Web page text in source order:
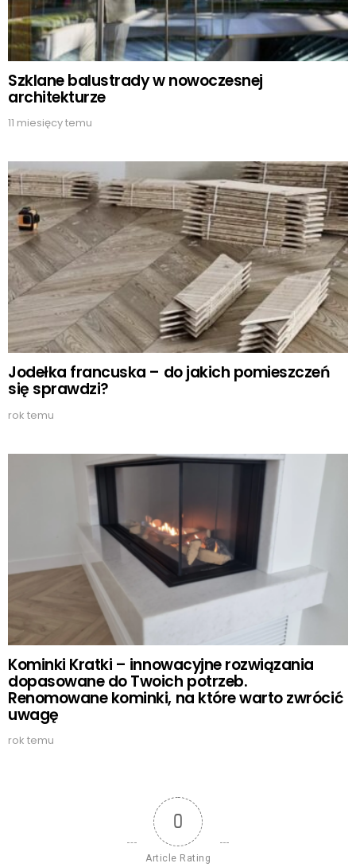
Szklane balustrady w nowoczesnej
architekturze
11 miesięcy temu
Jodełka francuska – do jakich pomieszczeń
się sprawdzi?
rok temu
Kominki Kratki – innowacyjne rozwiązania
dopasowane do Twoich potrzeb.
Renomowane kominki, na które warto zwrócić
uwagę
rok temu
0
Article Rating